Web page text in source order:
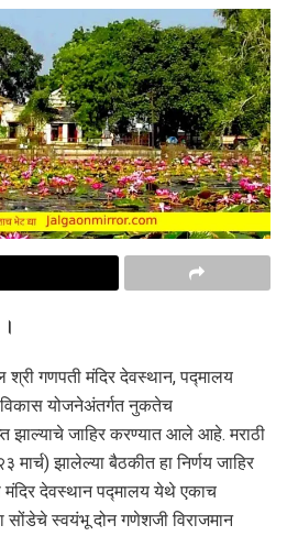
श्री गणपती मंदिर देवस्थान, पद्मालय
विकास योजनेअंतर्गत नुकतेच
झाल्याचे जाहिर करण्यात आले आहे. मराठी
मार्च) झालेल्या बैठकीत हा निर्णय जाहिर
देवस्थान पद्मालय येथे एकाच
सोंडेचे स्वयंभू दोन गणेशजी विराजमान